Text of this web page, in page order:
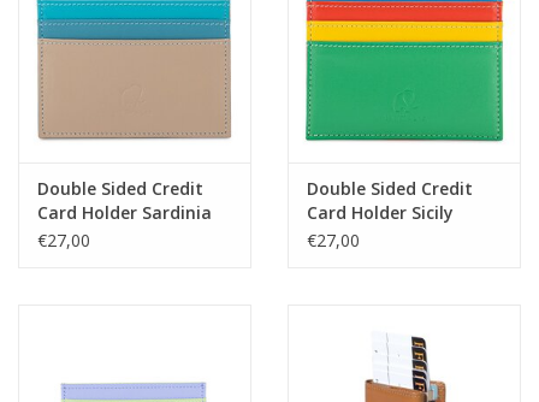
Double Sided Credit
Card Holder Sardinia
€27,00
Double Sided Credit
Card Holder Sicily
€27,00